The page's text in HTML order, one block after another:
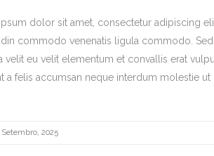
ipsum dolor sit amet, consectetur adipiscing
commodo venenatis ligula commodo.
velit eu velit elementum et convallis erat
a felis accumsan neque interdum molestie
Setembro, 2025